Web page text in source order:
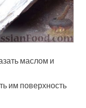
маслом и
им поверхность